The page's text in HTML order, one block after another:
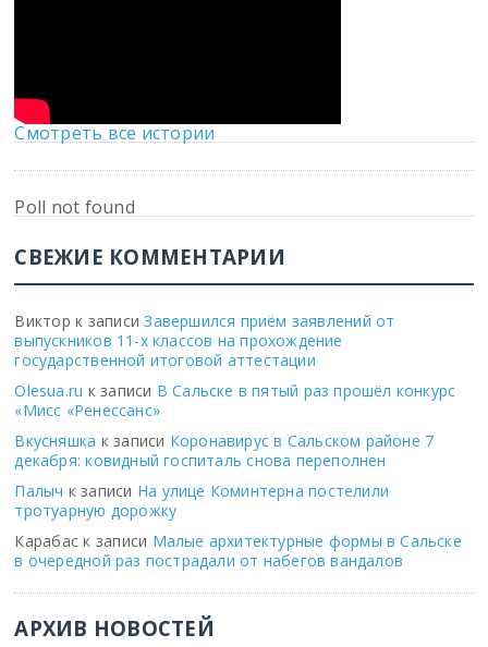
Смотреть все истории
Poll not found
СВЕЖИЕ КОММЕНТАРИИ
Виктор к записиЗавершился приём заявлений от
выпускников 11-х классов на прохождение
государственной итоговой аттестации
Olesua.ru к записи В Сальске в пятый раз прошёл конкурс
«Мисс «Ренессанс»
Вкусняшка к записи Коронавирус в Сальском районе 7
декабря: ковидный госпиталь снова переполнен
Палыч к записи На улице Коминтерна постелили
тротуарную дорожку
Карабас к записи Малые архитектурные формы в Сальске
в очередной раз пострадали от набегов вандалов
АРХИВ НОВОСТЕЙ